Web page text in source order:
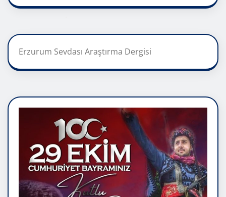
Erzurum Sevdası Araştırma Dergisi